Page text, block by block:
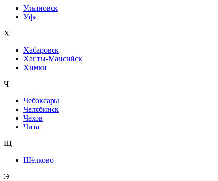
Ульяновск
Уфа
Х
Хабаровск
Ханты-Мансийск
Химки
Ч
Чебоксары
Челябинск
Чехов
Чита
Щ
Щёлково
Э